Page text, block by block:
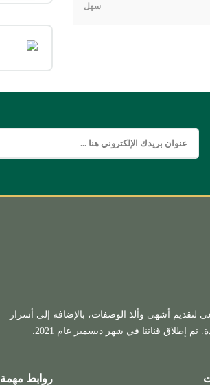
سهل
لتقديم أشهى وألذ الوصفات، بالإضافة إلى أسرار
إطلاق قناتنا في شهر ديسمبر عام 2021.
روابط مهمة